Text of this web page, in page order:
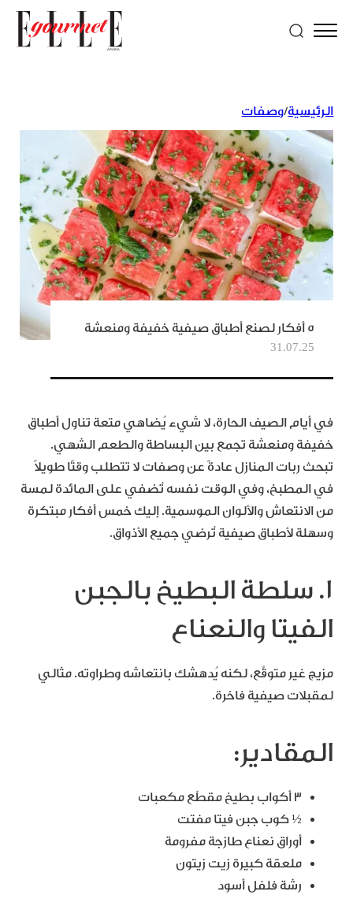
الرئيسية/وصفات
5 أفكار لصنع أطباق صيفية خفيفة ومنعشة
31.07.25
في أيام الصيف الحارة، لا شيء يُضاهي متعة تناول أطباق
خفيفة ومنعشة تجمع بين البساطة والطعم الشهي.
تبحث ربات المنازل عادةً عن وصفات لا تتطلب وقتًا طويلاً
في المطبخ، وفي الوقت نفسه تُضفي على المائدة لمسة
من الانتعاش والألوان الموسمية. إليك خمس أفكار مبتكرة
وسهلة لأطباق صيفية تُرضي جميع الأذواق.
1. سلطة البطيخ بالجبن
الفيتا والنعناع
مزيج غير متوقَّع، لكنه يُدهشك بانتعاشه وطراوته. مثالي
لمقبلات صيفية فاخرة.
المقادير:
3 أكواب بطيخ مقطّع مكعبات
½ كوب جبن فيتا مفتت
أوراق نعناع طازجة مفرومة
ملعقة كبيرة زيت زيتون
رشة فلفل أسود